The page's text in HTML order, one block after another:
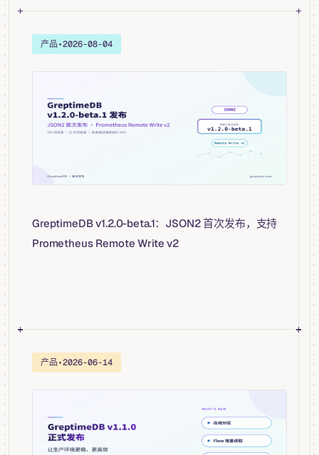
产品•2026-08-04
GreptimeDB v1.2.0-beta.1：JSON2 首次发布，支持
Prometheus Remote Write v2
产品•2026-06-14